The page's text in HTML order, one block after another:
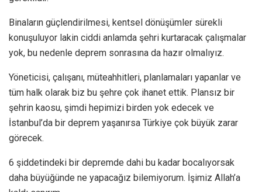
Binaların güçlendirilmesi, kentsel dönüşümler sürekli
konuşuluyor lakin ciddi anlamda şehri kurtaracak çalışmalar
yok, bu nedenle deprem sonrasına da hazır olmalıyız.
Yöneticisi, çalışanı, müteahhitleri, planlamaları yapanlar ve
tüm halk olarak biz bu şehre çok ihanet ettik. Plansız bir
şehrin kaosu, şimdi hepimizi birden yok edecek ve
İstanbul’da bir deprem yaşanırsa Türkiye çok büyük zarar
görecek.
6 şiddetindeki bir depremde dahi bu kadar bocalıyorsak
daha büyüğünde ne yapacağız bilemiyorum. İşimiz Allah’a